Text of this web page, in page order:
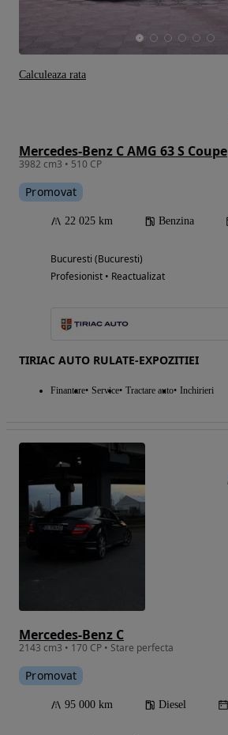
Mercedes-Benz C AMG 63 S Coupe
3982 cm3 • 510 CP
Promovat
22 025 km Benzina
Bucuresti (Bucuresti)
Profesionist • Reactualizat
TIRIAC AUTO RULATE-EXPOZITIEI
Finantare Service Tractare auto Inchirieri
Calculeaza rata
Mercedes-Benz C
2143 cm3 • 170 CP • Stare perfecta
Promovat
95 000 km Diesel